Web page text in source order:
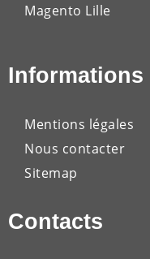
Magento Lille
Informations
Mentions légales
Nous contacter
Sitemap
Contacts